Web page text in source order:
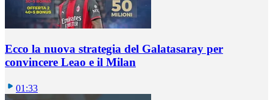
Ecco la nuova strategia del Galatasaray per
convincere Leao e il Milan
01:33